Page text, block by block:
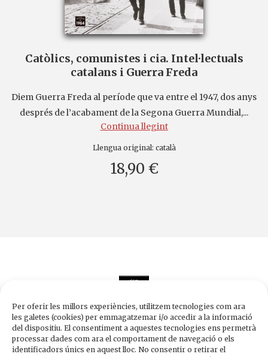
Per oferir les millors experiències, utilitzem tecnologies com ara
les galetes (cookies) per emmagatzemar i/o accedir a la informació
del dispositiu. El consentiment a aquestes tecnologies ens permetrà
processar dades com ara el comportament de navegació o els
identificadors únics en aquest lloc. No consentir o retirar el
Catòlics, comunistes i cia. Intel·lectuals
catalans i Guerra Freda
Diem Guerra Freda al període que va entre el 1947, dos anys
després de l’acabament de la Segona Guerra Mundial,...
Continua llegint
Llengua original: català
18,90 €
Edicions de 1984